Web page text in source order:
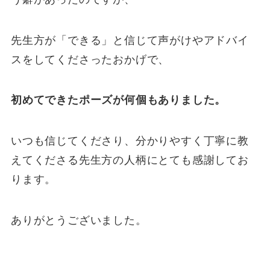
先生方が「できる」と信じて声がけやアドバイ
スをしてくださったおかげで、
初めてできたポーズが何個もありました。
いつも信じてくださり、分かりやすく丁寧に教
えてくださる先生方の人柄にとても感謝してお
ります。
ありがとうございました。